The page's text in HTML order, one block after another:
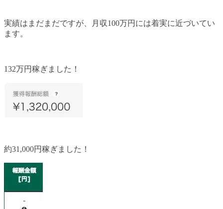
実績はまだまだですが、月収100万円には着実に近づいてい
ます。
132万円稼ぎました！
約31,000円稼ぎました！